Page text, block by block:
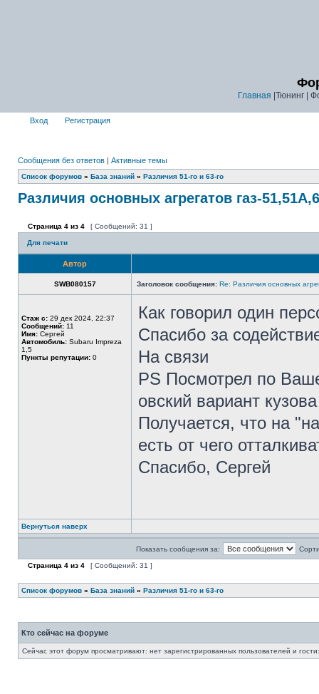
Главная |Тюнинг |
Вход Регистрация
Сообщения без ответов | Активные темы
Список форумов » База знаний » Различия 51-го и 63-го
Различия основных агрегатов газ-
Страница 4 из 4 [ Сообщений: 31 ]
Для печати
Автор
SWB080157 Заголовок сообщения: Re: Различия основных
Стаж с: 29 дек 2024, 22:37
Сообщений: 11
Имя: Сергей
Автомобиль: Subaru Impreza
1,5
Пункты репутации: 0
Как говорил один
Спасибо за
На связи
PS Посмотрел по
овский вариант
Получается, что на
есть от чего
Спасибо, Сергей
Вернуться наверх
Показать сообщения за:
Страница 4 из 4 [ Сообщений: 31 ]
Список форумов » База знаний » Различия 51-го и 63-го
Кто сейчас на форуме
Сейчас этот форум просматривают: нет зарегистрированных пользователей и